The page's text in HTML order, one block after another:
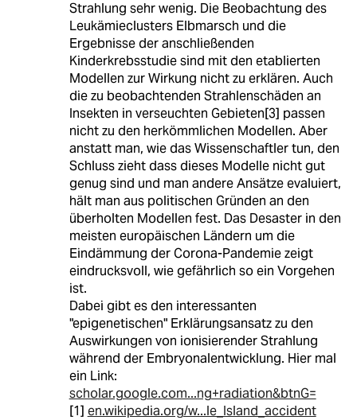
Strahlung sehr wenig. Die Beobachtung des
Leukämieclusters Elbmarsch und die
Ergebnisse der anschließenden
Kinderkrebsstudie sind mit den etablierten
Modellen zur Wirkung nicht zu erklären. Auch
die zu beobachtenden Strahlenschäden an
Insekten in verseuchten Gebieten[3] passen
nicht zu den herkömmlichen Modellen. Aber
anstatt man, wie das Wissenschaftler tun, den
Schluss zieht dass dieses Modelle nicht gut
genug sind und man andere Ansätze evaluiert,
hält man aus politischen Gründen an den
überholten Modellen fest. Das Desaster in den
meisten europäischen Ländern um die
Eindämmung der Corona-Pandemie zeigt
eindrucksvoll, wie gefährlich so ein Vorgehen
ist.
Dabei gibt es den interessanten
"epigenetischen" Erklärungsansatz zu den
Auswirkungen von ionisierender Strahlung
während der Embryonalentwicklung. Hier mal
ein Link:
scholar.google.com...ng+radiation&btnG=
[1] en.wikipedia.org/w...le_Island_accident